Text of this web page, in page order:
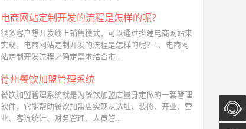
电商网站定制开发的流程是怎样的呢？
很多客户想开发线上销售模式，可以通过搭建电商网站来
实现，电商网站定制开发的流程是怎样的呢？1、电商网
站定制开发流程之确定需求结合市...
德州餐饮加盟管理系统
餐饮加盟管理系统就是为餐饮加盟店量身定做的一套管理
软件，它能帮助餐饮加盟店实现从选址、装修、开业、营
业、客流统计、财务管理、人员管...